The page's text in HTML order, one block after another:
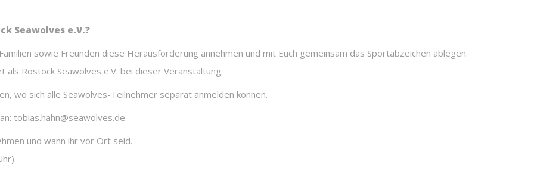
Seawolves e.V.?
sowie Freunden diese Herausforderung annehmen und mit Euch gemeinsam das Sportabzeichen ablegen.
Rostock Seawolves e.V. bei dieser Veranstaltung.
wo sich alle Seawolves-Teilnehmer separat anmelden können.
tobias.hahn@seawolves.de.
und wann ihr vor Ort seid.